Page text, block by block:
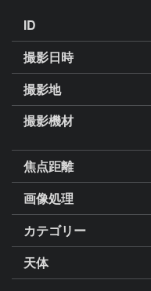
ID
撮影日時
撮影地
撮影機材
焦点距離
画像処理
カテゴリー
天体